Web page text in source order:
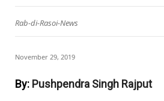
Rab-di-Rasoi-News
November 29, 2019
By: Pushpendra Singh Rajput